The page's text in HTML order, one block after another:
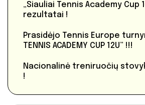
„Siauliai Tennis Academy Cup
rezultatai !
Prasidėjo Tennis Europe
TENNIS ACADEMY CUP 12U” !!!
Nacionalinė treniruočių
!